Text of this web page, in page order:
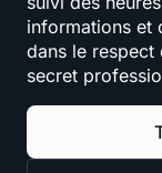
informations et
dans le respect
secret